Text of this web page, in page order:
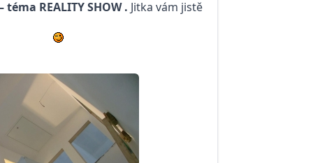
téma REALITY SHOW. Jitka vám jistě